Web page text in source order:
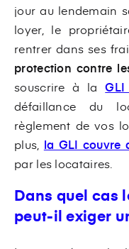
jour au lendemain
loyer, le
rentrer dans ses
protection contre
souscrire à la
défaillance du
règlement de vos
plus, la GLI couvre
par les locataires.
Dans quel cas
peut-il exiger